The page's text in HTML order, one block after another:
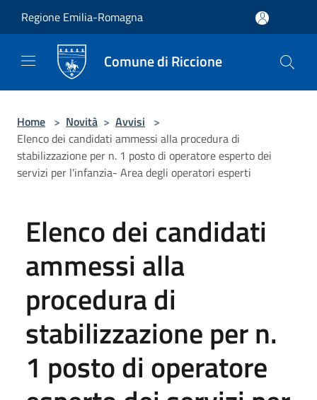
Regione Emilia-Romagna
Comune di Riccione
Home > Novità > Avvisi >
Elenco dei candidati ammessi alla procedura di
stabilizzazione per n. 1 posto di operatore esperto dei
servizi per l'infanzia- Area degli operatori esperti
Elenco dei candidati
ammessi alla
procedura di
stabilizzazione per n.
1 posto di operatore